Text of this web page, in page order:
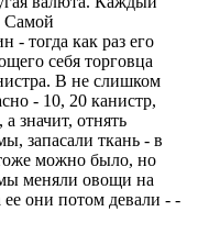
Самой
- тогда как раз его
себя торговца
В не слишком
- 10, 20 канистр,
значит, отнять
запасали ткань - в
можно было, но
меняли овощи на
они потом девали - -